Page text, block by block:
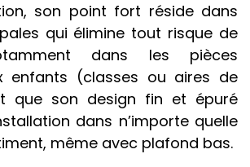
son point fort réside dans
qui élimine tout risque de
dans les pièces
enfants (classes ou aires de
que son design fin et épuré
dans n’importe quelle
même avec plafond bas.